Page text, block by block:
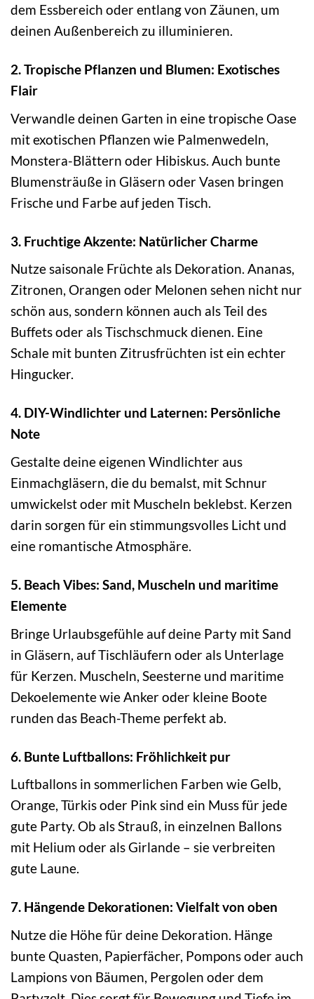
dem Essbereich oder entlang von Zäunen, um
deinen Außenbereich zu illuminieren.
2. Tropische Pflanzen und Blumen: Exotisches
Flair
Verwandle deinen Garten in eine tropische Oase
mit exotischen Pflanzen wie Palmenwedeln,
Monstera-Blättern oder Hibiskus. Auch bunte
Blumensträuße in Gläsern oder Vasen bringen
Frische und Farbe auf jeden Tisch.
3. Fruchtige Akzente: Natürlicher Charme
Nutze saisonale Früchte als Dekoration. Ananas,
Zitronen, Orangen oder Melonen sehen nicht nur
schön aus, sondern können auch als Teil des
Buffets oder als Tischschmuck dienen. Eine
Schale mit bunten Zitrusfrüchten ist ein echter
Hingucker.
4. DIY-Windlichter und Laternen: Persönliche
Note
Gestalte deine eigenen Windlichter aus
Einmachgläsern, die du bemalst, mit Schnur
umwickelst oder mit Muscheln beklebst. Kerzen
darin sorgen für ein stimmungsvolles Licht und
eine romantische Atmosphäre.
5. Beach Vibes: Sand, Muscheln und maritime
Elemente
Bringe Urlaubsgefühle auf deine Party mit Sand
in Gläsern, auf Tischläufern oder als Unterlage
für Kerzen. Muscheln, Seesterne und maritime
Dekoelemente wie Anker oder kleine Boote
runden das Beach-Theme perfekt ab.
6. Bunte Luftballons: Fröhlichkeit pur
Luftballons in sommerlichen Farben wie Gelb,
Orange, Türkis oder Pink sind ein Muss für jede
gute Party. Ob als Strauß, in einzelnen Ballons
mit Helium oder als Girlande – sie verbreiten
gute Laune.
7. Hängende Dekorationen: Vielfalt von oben
Nutze die Höhe für deine Dekoration. Hänge
bunte Quasten, Papierfächer, Pompons oder auch
Lampions von Bäumen, Pergolen oder dem